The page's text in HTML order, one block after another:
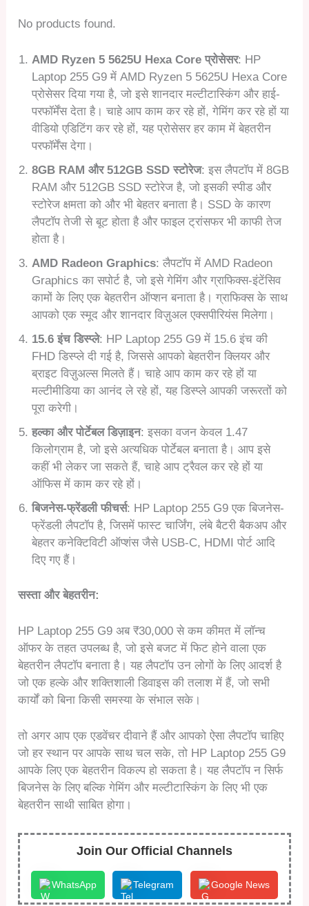
No products found.
AMD Ryzen 5 5625U Hexa Core प्रोसेसर: HP
Laptop 255 G9 में AMD Ryzen 5 5625U Hexa Core
प्रोसेसर दिया गया है, जो इसे शानदार मल्टीटास्किंग और हाई-
परफॉर्मेंस देता है। चाहे आप काम कर रहे हों, गेमिंग कर रहे हों या
वीडियो एडिटिंग कर रहे हों, यह प्रोसेसर हर काम में बेहतरीन
परफॉर्मेंस देगा।
8GB RAM और 512GB SSD स्टोरेज: इस लैपटॉप में 8GB
RAM और 512GB SSD स्टोरेज है, जो इसकी स्पीड और
स्टोरेज क्षमता को और भी बेहतर बनाता है। SSD के कारण
लैपटॉप तेजी से बूट होता है और फाइल ट्रांसफर भी काफी तेज
होता है।
AMD Radeon Graphics: लैपटॉप में AMD Radeon
Graphics का सपोर्ट है, जो इसे गेमिंग और ग्राफिक्स-इंटेंसिव
कामों के लिए एक बेहतरीन ऑप्शन बनाता है। ग्राफिक्स के साथ
आपको एक स्मूद और शानदार विज़ुअल एक्सपीरियंस मिलेगा।
15.6 इंच डिस्प्ले: HP Laptop 255 G9 में 15.6 इंच की
FHD डिस्प्ले दी गई है, जिससे आपको बेहतरीन क्लियर और
ब्राइट विज़ुअल्स मिलते हैं। चाहे आप काम कर रहे हों या
मल्टीमीडिया का आनंद ले रहे हों, यह डिस्प्ले आपकी जरूरतों को
पूरा करेगी।
हल्का और पोर्टेबल डिज़ाइन: इसका वजन केवल 1.47
किलोग्राम है, जो इसे अत्यधिक पोर्टेबल बनाता है। आप इसे
कहीं भी लेकर जा सकते हैं, चाहे आप ट्रैवल कर रहे हों या
ऑफिस में काम कर रहे हों।
बिजनेस-फ्रेंडली फीचर्स: HP Laptop 255 G9 एक बिजनेस-
फ्रेंडली लैपटॉप है, जिसमें फास्ट चार्जिंग, लंबे बैटरी बैकअप और
बेहतर कनेक्टिविटी ऑप्शंस जैसे USB-C, HDMI पोर्ट आदि
दिए गए हैं।
सस्ता और बेहतरीन:
HP Laptop 255 G9 अब ₹30,000 से कम कीमत में लॉन्च
ऑफर के तहत उपलब्ध है, जो इसे बजट में फिट होने वाला एक
बेहतरीन लैपटॉप बनाता है। यह लैपटॉप उन लोगों के लिए आदर्श है
जो एक हल्के और शक्तिशाली डिवाइस की तलाश में हैं, जो सभी
कार्यों को बिना किसी समस्या के संभाल सके।
तो अगर आप एक एडवेंचर दीवाने हैं और आपको ऐसा लैपटॉप चाहिए
जो हर स्थान पर आपके साथ चल सके, तो HP Laptop 255 G9
आपके लिए एक बेहतरीन विकल्प हो सकता है। यह लैपटॉप न सिर्फ
बिजनेस के लिए बल्कि गेमिंग और मल्टीटास्किंग के लिए भी एक
बेहतरीन साथी साबित होगा।
Join Our Official Channels
WhatsApp Telegram Google News